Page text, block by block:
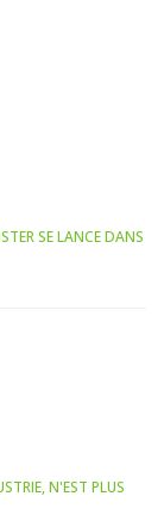
SE LANCE DANS
N'EST PLUS